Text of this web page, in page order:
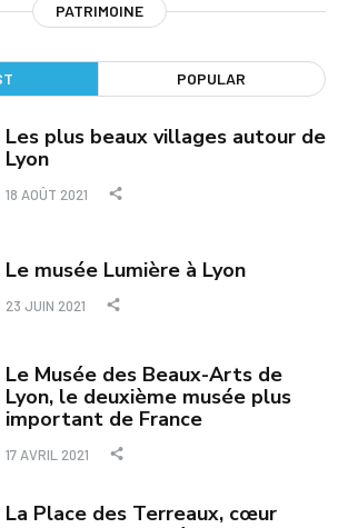
PATRIMOINE
POPULAR
Les plus beaux villages autour de
Lyon
18 AOÛT 2021
Le musée Lumière à Lyon
23 JUIN 2021
Le Musée des Beaux-Arts de
Lyon, le deuxième musée plus
important de France
17 AVRIL 2021
La Place des Terreaux, cœur